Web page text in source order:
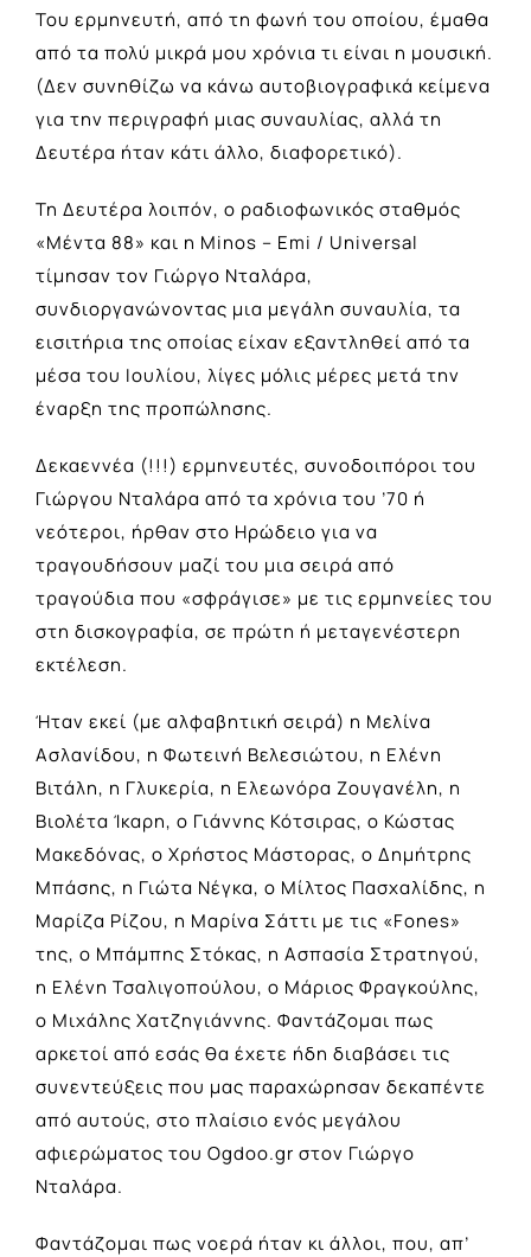
Του ερμηνευτή, από τη φωνή του οποίου, έμαθα
από τα πολύ μικρά μου χρόνια τι είναι η μουσική.
(Δεν συνηθίζω να κάνω αυτοβιογραφικά κείμενα
για την περιγραφή μιας συναυλίας, αλλά τη
Δευτέρα ήταν κάτι άλλο, διαφορετικό).
Τη Δευτέρα λοιπόν, ο ραδιοφωνικός σταθμός
«Μέντα 88» και η Minos – Emi / Universal
τίμησαν τον Γιώργο Νταλάρα,
συνδιοργανώνοντας μια μεγάλη συναυλία, τα
εισιτήρια της οποίας είχαν εξαντληθεί από τα
μέσα του Ιουλίου, λίγες μόλις μέρες μετά την
έναρξη της προπώλησης.
Δεκαεννέα (!!!) ερμηνευτές, συνοδοιπόροι του
Γιώργου Νταλάρα από τα χρόνια του ’70 ή
νεότεροι, ήρθαν στο Ηρώδειο για να
τραγουδήσουν μαζί του μια σειρά από
τραγούδια που «σφράγισε» με τις ερμηνείες του
στη δισκογραφία, σε πρώτη ή μεταγενέστερη
εκτέλεση.
Ήταν εκεί (με αλφαβητική σειρά) η Μελίνα
Ασλανίδου, η Φωτεινή Βελεσιώτου, η Ελένη
Βιτάλη, η Γλυκερία, η Ελεωνόρα Ζουγανέλη, η
Βιολέτα Ίκαρη, ο Γιάννης Κότσιρας, ο Κώστας
Μακεδόνας, ο Χρήστος Μάστορας, ο Δημήτρης
Μπάσης, η Γιώτα Νέγκα, ο Μίλτος Πασχαλίδης, η
Μαρίζα Ρίζου, η Μαρίνα Σάττι με τις «Fones»
της, ο Μπάμπης Στόκας, η Ασπασία Στρατηγού,
η Ελένη Τσαλιγοπούλου, ο Μάριος Φραγκούλης,
ο Μιχάλης Χατζηγιάννης. Φαντάζομαι πως
αρκετοί από εσάς θα έχετε ήδη διαβάσει τις
συνεντεύξεις που μας παραχώρησαν δεκαπέντε
από αυτούς, στο πλαίσιο ενός μεγάλου
αφιερώματος του Ogdoo.gr στον Γιώργο
Νταλάρα.
Φαντάζομαι πως νοερά ήταν κι άλλοι, που, απ’